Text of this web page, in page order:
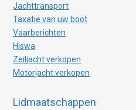
Jachttransport
Taxatie van uw boot
Vaarberichten
Hiswa
Zeiljacht verkopen
Motorjacht verkopen
Lidmaatschappen